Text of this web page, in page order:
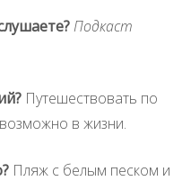
Подкаст
Путешествовать по
в жизни.
Пляж с белым песком и